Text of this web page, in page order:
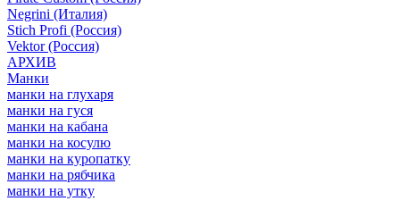
Negrini (Италия)
Stich Profi (Россия)
Vektor (Россия)
АРХИВ
Манки
манки на глухаря
манки на гуся
манки на кабана
манки на косулю
манки на куропатку
манки на рябчика
манки на утку